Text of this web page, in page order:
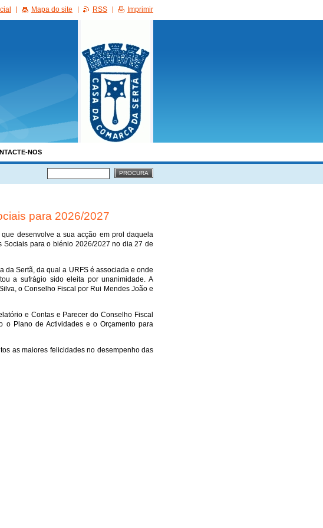
NOS
para 2026/2027
desenvolve a sua acção em prol daquela
para o biénio 2026/2027 no dia 27 de
da Sertã, da qual a URFS é associada e onde
a sufrágio sido eleita por unanimidade. A
o Conselho Fiscal por Rui Mendes João e
e Contas e Parecer do Conselho Fiscal
o Plano de Actividades e o Orçamento para
as maiores felicidades no desempenho das
Mapa do site RSS Imprimir